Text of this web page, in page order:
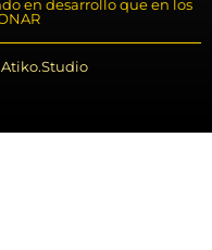
en desarrollo que en los